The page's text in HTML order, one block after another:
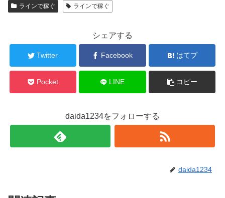
ラインで稼ぐ ラインで稼ぐ
シェアする
Twitter Facebook はてブ
Pocket LINE コピー
daida1234をフォローする
daida1234